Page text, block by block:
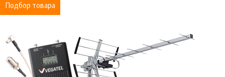
Подбор товара